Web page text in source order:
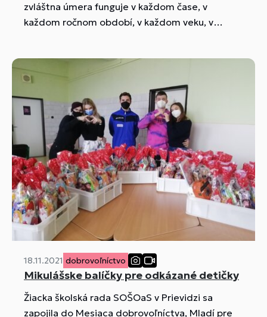
zvláštna úmera funguje v každom čase, v
každom ročnom období, v každom veku, v
18.11.2021 dobrovoľníctvo
Mikulášske balíčky pre odkázané detičky
Žiacka školská rada SOŠOaS v Prievidzi sa
zapojila do Mesiaca dobrovoľníctva, Mladí pre